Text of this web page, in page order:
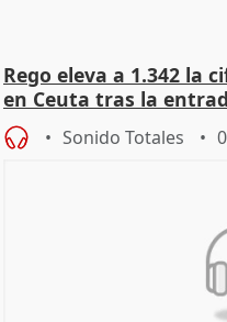
Rego eleva a 1.342 la
en Ceuta tras la
Sonido Totales